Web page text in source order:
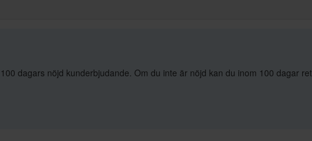
dagars nöjd kunderbjudande. Om du inte är nöjd kan du inom 100 dagar